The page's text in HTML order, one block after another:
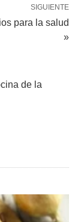
SIGUIENTE
para la salud
»
de la